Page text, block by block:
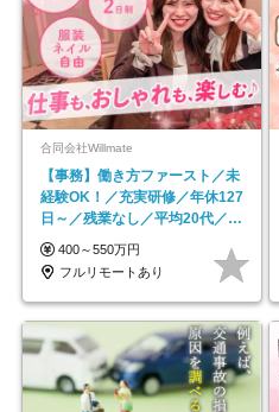
合同会社Willmate
【事務】働き方ファースト／未
経験OK！／充実研修／年休127
日～／残業なし／平均20代／リ
モートOK
400～550万円
フルリモートあり